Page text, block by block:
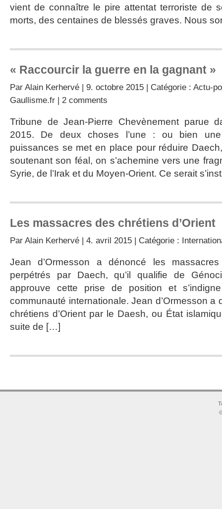
vient de connaître le pire attentat terroriste de
morts, des centaines de blessés graves. Nous
« Raccourcir la guerre en la gagnant »
Par Alain Kerhervé | 9. octobre 2015 | Catégorie : Actu-
Gaullisme.fr | 2 comments
Tribune de Jean-Pierre Chevènement parue
2015. De deux choses l’une : ou bien
puissances se met en place pour réduire
soutenant son féal, on s’achemine vers une
Syrie, de l’Irak et du Moyen-Orient. Ce serait
Les massacres des chrétiens d’Orient
Par Alain Kerhervé | 4. avril 2015 | Catégorie :
Jean d’Ormesson a dénoncé les
perpétrés par Daech, qu’il qualifie de
approuve cette prise de position et
communauté internationale. Jean d’Ormesson a
chrétiens d’Orient par le Daesh, ou État
suite de […]